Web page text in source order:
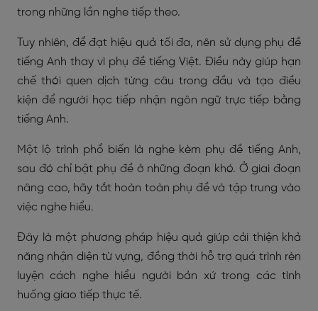
trong những lần nghe tiếp theo.
Tuy nhiên, để đạt hiệu quả tối đa, nên sử dụng phụ đề
tiếng Anh thay vì phụ đề tiếng Việt. Điều này giúp hạn
chế thói quen dịch từng câu trong đầu và tạo điều
kiện để người học tiếp nhận ngôn ngữ trực tiếp bằng
tiếng Anh.
Một lộ trình phổ biến là nghe kèm phụ đề tiếng Anh,
sau đó chỉ bật phụ đề ở những đoạn khó. Ở giai đoạn
nâng cao, hãy tắt hoàn toàn phụ đề và tập trung vào
việc nghe hiểu.
Đây là một phương pháp hiệu quả giúp cải thiện khả
năng nhận diện từ vựng, đồng thời hỗ trợ quá trình rèn
luyện cách nghe hiểu người bản xứ trong các tình
huống giao tiếp thực tế.